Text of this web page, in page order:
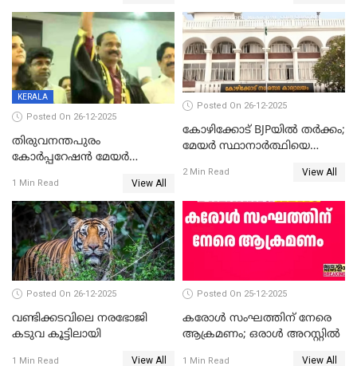
ഡെപ്യൂട്ടി മേയർ സ്ഥാനത്ത്
താഹിറിന് വിജയം
തന്നെ വിശദീകരിയ്ക്കുന്നു;
സത്യമിതാണ്
KERALA
Posted On 26-12-2025
തിരുവനന്തപുരം
കോര്‍പ്പറേഷന്‍ മേയര്‍
ഹൈക്കോടതിയിലേക്ക്;
സത്യപ്രതിജ്ഞ ചടങ്ങില്‍
ചട്ടലംഘനമെന്ന് പാർട്ടി
1 Min Read View All
Posted On 26-12-2025
കോഴിക്കോട് BJPയിൽ തർക്കം;
മേയർ സ്ഥാനാർത്ഥിയെ
2 Min Read View All
Posted On 26-12-2025
വണ്ടിക്കടവിലെ നരഭോജി
കടുവ കൂട്ടിലായി
1 Min Read View All
Posted On 25-12-2025
കരോള്‍ സംഘത്തിന് നേരെ
ആക്രമണം; ഒരാള്‍ അറസ്റ്റില്‍
1 Min Read View All